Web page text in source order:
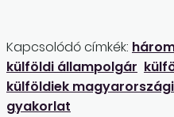
Kapcsolódó címkék:
külföldi állampolgár
külföldiek
gyakorlat